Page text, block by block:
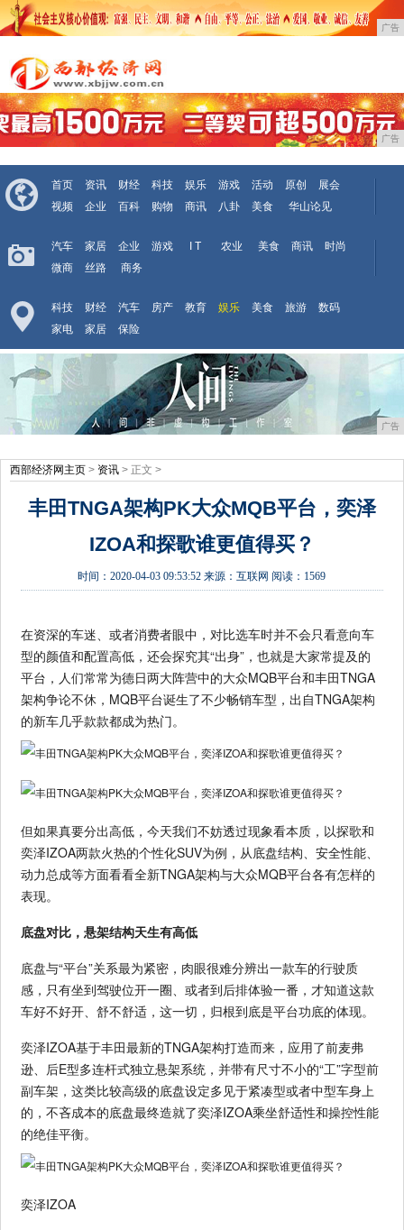
广告
广告
首页 资讯 财经 科技 娱乐 游戏 活动 原创
展会
视频
企业 百科 购物 商讯 八卦 美食 华山论见
汽车 家居 企业 游戏 I T 农业 美食 商讯
时尚
微商
丝路 商务
科技 财经 汽车 房产 教育 娱乐 美食 旅游
数码
家电
家居 保险
广告
西部经济网主页 > 资讯 > 正文 >
丰田TNGA架构PK大众MQB平台，奕泽
IZOA和探歌谁更值得买？
时间：2020-04-03 09:53:52 来源：互联网 阅读：1569
在资深的车迷、或者消费者眼中，对比选车时并不会只看意向车
型的颜值和配置高低，还会探究其“出身”，也就是大家常提及的
平台，人们常常为德日两大阵营中的大众MQB平台和丰田TNGA
架构争论不休，MQB平台诞生了不少畅销车型，出自TNGA架构
的新车几乎款款都成为热门。
但如果真要分出高低，今天我们不妨透过现象看本质，以探歌和
奕泽IZOA两款火热的个性化SUV为例，从底盘结构、安全性能、
动力总成等方面看看全新TNGA架构与大众MQB平台各有怎样的
表现。
底盘对比，悬架结构天生有高低
底盘与“平台”关系最为紧密，肉眼很难分辨出一款车的行驶质
感，只有坐到驾驶位开一圈、或者到后排体验一番，才知道这款
车好不好开、舒不舒适，这一切，归根到底是平台功底的体现。
奕泽IZOA基于丰田最新的TNGA架构打造而来，应用了前麦弗
逊、后E型多连杆式独立悬架系统，并带有尺寸不小的“工”字型前
副车架，这类比较高级的底盘设定多见于紧凑型或者中型车身上
的，不吝成本的底盘最终造就了奕泽IZOA乘坐舒适性和操控性能
的绝佳平衡。
奕泽IZOA